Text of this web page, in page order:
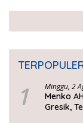
1 Minggu, 2
Menko
Gresik,